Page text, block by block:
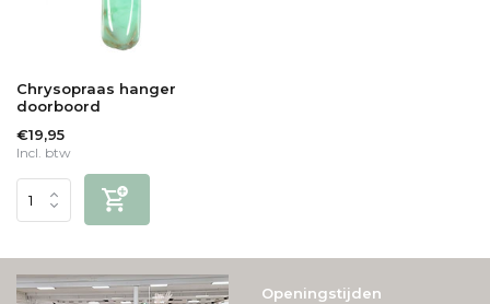
Chrysopraas hanger
doorboord
€19,95
Incl. btw
Openingstijden